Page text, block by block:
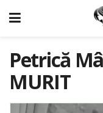
Petrică
MURIT